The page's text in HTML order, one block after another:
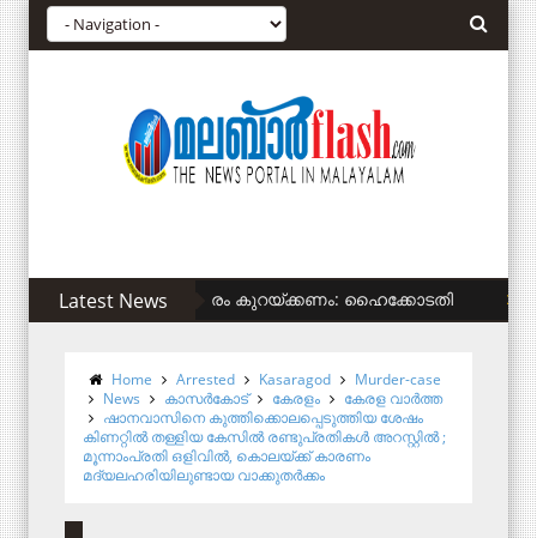
Latest News സിഎഎ അനുകൂലികള്‍ക്ക് കുടിവെള്ളം
Home Arrested Kasaragod
Murder-case
News
കാസര്‍കോട് കേരളം
കേരള വാര്‍ത്ത
ഷാനവാസിനെ കുത്തിക്കൊലപ്പെടുത്തിയ ശേഷം
കിണറ്റില്‍ തള്ളിയ കേസില്‍ രണ്ടുപ്രതികള്‍ അറസ്റ്റില്‍ ;
മൂന്നാംപ്രതി ഒളിവില്‍, കൊലയ്ക്ക് കാരണം
മദ്യലഹരിയിലുണ്ടായ വാക്കുതര്‍ക്കം